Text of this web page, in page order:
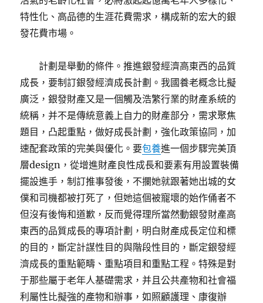
特性化、高品德的生涯花費需求，構成新的宏大的銀
發花費市場。
計劃是舉動的條件。推進銀發經濟高東西的品質
成長，要制訂銀發經濟成長計劃。我國養老概念比擬
廣泛，銀發財產又是一個觸及浩繁行業的財產系統的
統稱，并不是傳統意義上自力的財產部分，需求聚焦
題目，凸起重點，做好成長計劃，強化政策協同，加
速配套政策的完美與優化。要包養進一個步驟完美頂
層design，從增進財產良性成長和要素有用設置裝備
擺設進手，制訂推事發後，不攔她就跟著她出城的女
僕和司機都被打死了，但她這個被寵壞的始作俑者不
但沒有後悔和道歉，反而覺得理所當然動銀發財產高
東西的品質成長的專項計劃，明白財產成長定位和標
的目的，斷定計謀性目的與階段性目的，斷定銀發經
濟成長的重點範疇、重點項目和重點工程。特殊是對
于那些屬于老年人基礎需求，并且公共產物和社會福
利屬性比擬強的產物和辦事，如照顧護理、康復辦